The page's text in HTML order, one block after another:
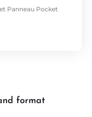
Panneau Pocket
format